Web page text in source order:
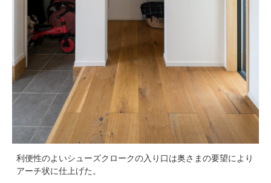
利便性のよいシューズクロークの入り口は奥さまの要望により
アーチ状に仕上げた。